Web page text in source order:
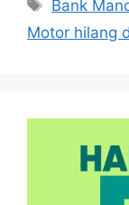
Bank
Motor hilang